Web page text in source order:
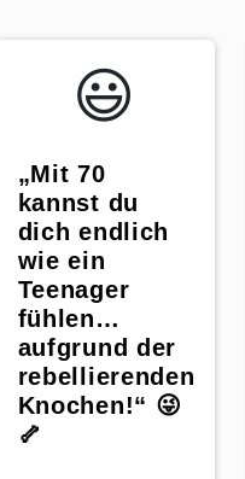
😃️
„Mit 70
kannst du
dich endlich
wie ein
Teenager
fühlen…
aufgrund der
rebellierenden
Knochen!“ 😜
🦴